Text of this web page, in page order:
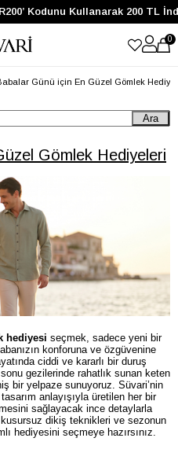
Kodunu Kullanarak 200 TL
0
Günü için En Güzel Gömlek
Ara
Gömlek Hediyeleri
hediyesi seçmek, sadece yeni bir
konforuna ve özgüvenine
ciddi ve kararlı bir duruş
gezilerinde rahatlık sunan keten
bir yelpaze sunuyoruz. Süvari’nin
anlayışıyla üretilen her bir
sağlayacak ince detaylarla
dikiş teknikleri ve sezonun
hediyesini seçmeye hazırsınız.